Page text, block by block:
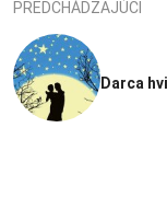
PREDCHÁDZAJÚCI
Darca